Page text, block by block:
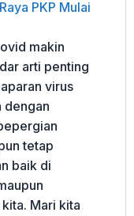
PKP Mulai
makin
arti penting
virus
dengan
tetap
baik di
Mari kita